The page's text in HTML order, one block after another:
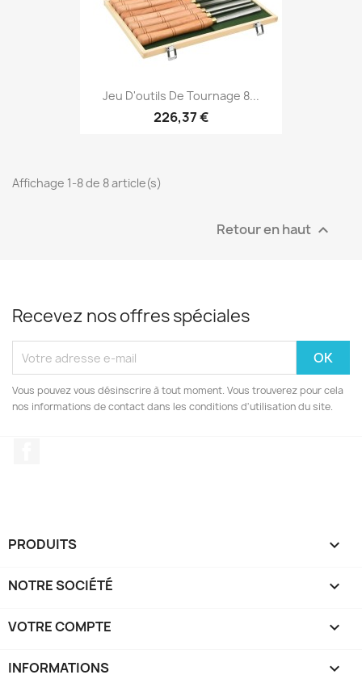
Jeu D'outils De Tournage 8...
226,37 €
Affichage 1-8 de 8 article(s)
Retour en haut 
Recevez nos offres spéciales
Vous pouvez vous désinscrire à tout moment. Vous trouverez pour cela
nos informations de contact dans les conditions d'utilisation du site.
PRODUITS 
NOTRE SOCIÉTÉ 
VOTRE COMPTE 
INFORMATIONS keyboard_arrow_down